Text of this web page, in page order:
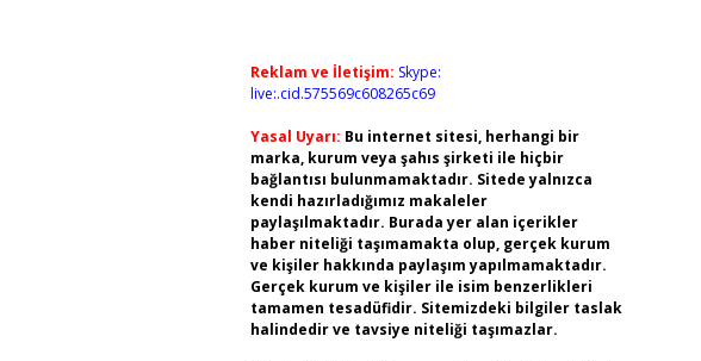
Reklam ve İletişim: Skype:
live:.cid.575569c608265c69
Yasal Uyarı: Bu internet sitesi, herhangi bir
marka, kurum veya şahıs şirketi ile hiçbir
bağlantısı bulunmamaktadır. Sitede yalnızca
kendi hazırladığımız makaleler
paylaşılmaktadır. Burada yer alan içerikler
haber niteliği taşımamakta olup, gerçek kurum
ve kişiler hakkında paylaşım yapılmamaktadır.
Gerçek kurum ve kişiler ile isim benzerlikleri
tamamen tesadüfidir. Sitemizdeki bilgiler taslak
halindedir ve tavsiye niteliği taşımazlar.